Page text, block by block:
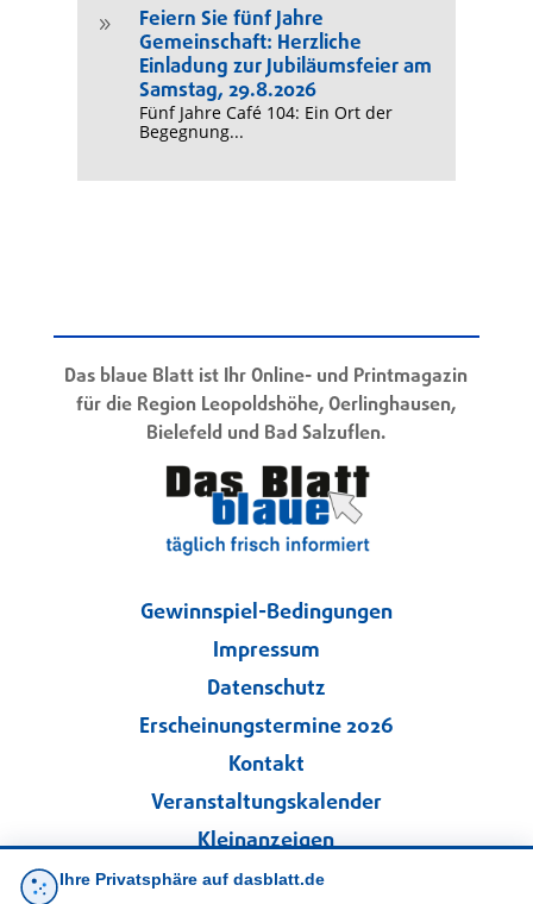
9
Feiern Sie fünf Jahre
Gemeinschaft: Herzliche
Einladung zur Jubiläumsfeier am
Samstag, 29.8.2026
Fünf Jahre Café 104: Ein Ort der
Begegnung...
Das blaue Blatt ist Ihr Online- und Printmagazin
für die Region Leopoldshöhe, Oerlinghausen,
Bielefeld und Bad Salzuflen.
Gewinnspiel-Bedingungen
Impressum
Datenschutz
Erscheinungstermine 2026
Kontakt
Veranstaltungskalender
Kleinanzeigen
Ihre Privatsphäre auf dasblatt.de